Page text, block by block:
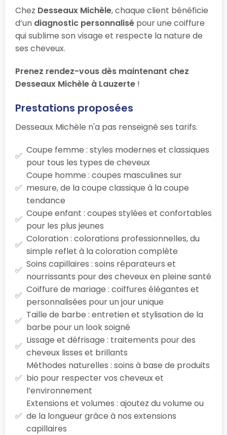
Chez Desseaux Michèle, chaque client bénéficie
d’un diagnostic personnalisé pour une coiffure
qui sublime son visage et respecte la nature de
ses cheveux.
Prenez rendez-vous dès maintenant chez
Desseaux Michèle à Lauzerte !
Prestations proposées
Desseaux Michèle n'a pas renseigné ses tarifs.
Coupe femme : styles modernes et classiques
pour tous les types de cheveux
Coupe homme : coupes masculines sur
mesure, de la coupe classique à la coupe
tendance
Coupe enfant : coupes stylées et confortables
pour les plus jeunes
Coloration : colorations professionnelles, du
simple reflet à la coloration complète
Soins capillaires : soins réparateurs et
nourrissants pour des cheveux en pleine santé
Coiffure de mariage : coiffures élégantes et
personnalisées pour un jour unique
Taille de barbe : entretien et stylisation de la
barbe pour un look soigné
Lissage et défrisage : traitements pour des
cheveux lisses et brillants
Méthodes naturelles : soins à base de produits
bio pour respecter vos cheveux et
l’environnement
Extensions et volumes : ajoutez du volume ou
de la longueur grâce à nos extensions
capillaires